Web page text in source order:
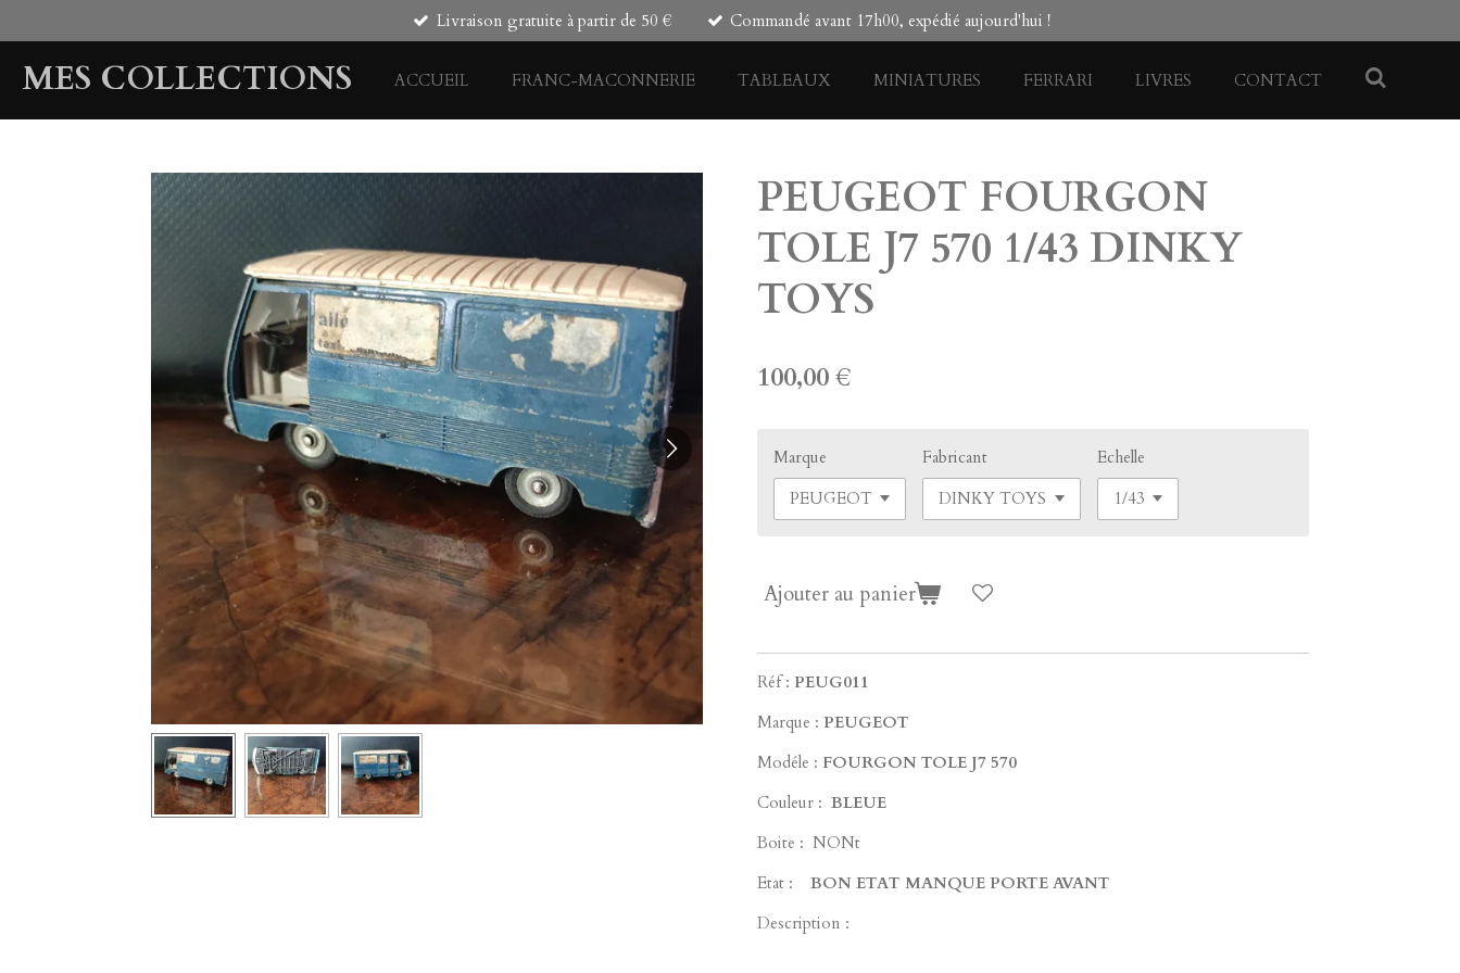
au
contenu
principal
Livraison gratuite à partir de 50 € Commandé avant 17h00, expédié aujourd'hui !
MES COLLECTIONS ACCUEIL FRANC-MACONNERIE TABLEAUX MINIATURES FERRARI LIVRES CONTACT
PEUGEOT FOURGON
TOLE J7 570 1/43 DINKY
TOYS
100,00 €
Marque Fabricant Echelle
Ajouter au panier
Réf : PEUG011
Marque : PEUGEOT
Modéle : FOURGON TOLE J7 570
Couleur : BLEUE
Boite : NONt
Etat :
BON ETAT MANQUE PORTE AVANT
Description :